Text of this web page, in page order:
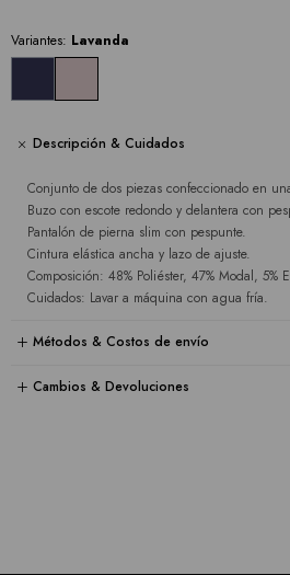
Variantes: Lavanda
Descripción & Cuidados
Conjunto de dos piezas confeccionado en
Buzo con escote redondo y delantera con
Pantalón de pierna slim con pespunte.
Cintura elástica ancha y lazo de ajuste.
Composición: 48% Poliéster, 47% Modal, 5%
Cuidados: Lavar a máquina con agua fría.
Métodos & Costos de envío
Cambios & Devoluciones